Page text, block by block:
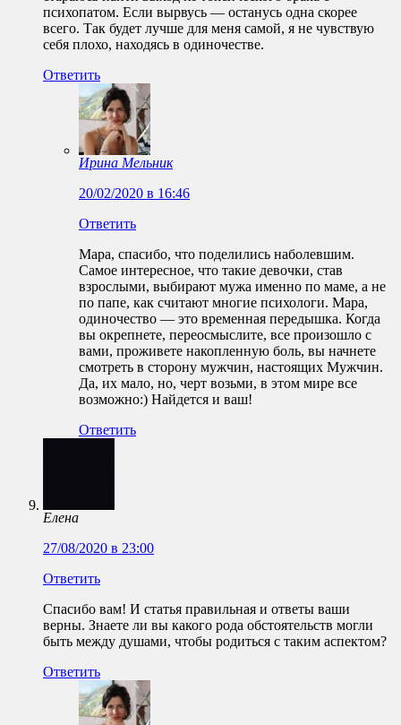
психопатом. Если вырвусь — останусь одна скорее
всего. Так будет лучше для меня самой, я не чувствую
себя плохо, находясь в одиночестве.
Ответить
Ирина Мельник
20/02/2020 в 16:46
Ответить
Мара, спасибо, что поделились наболевшим.
Самое интересное, что такие девочки, став
взрослыми, выбирают мужа именно по маме, а не
по папе, как считают многие психологи. Мара,
одиночество — это временная передышка. Когда
вы окрепнете, переосмыслите, все произошло с
вами, проживете накопленную боль, вы начнете
смотреть в сторону мужчин, настоящих Мужчин.
Да, их мало, но, черт возьми, в этом мире все
возможно:) Найдется и ваш!
Ответить
Елена
27/08/2020 в 23:00
Ответить
Спасибо вам! И статья правильная и ответы ваши
верны. Знаете ли вы какого рода обстоятельств могли
быть между душами, чтобы родиться с таким аспектом?
Ответить